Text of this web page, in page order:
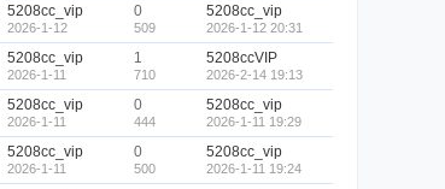
5208cc_vip
2026-1-12
0
509
5208cc_vip
2026-1-12 20:31
5208cc_vip
2026-1-11
1
710
5208ccVIP
2026-2-14 19:13
5208cc_vip
2026-1-11
0
444
5208cc_vip
2026-1-11 19:29
5208cc_vip
2026-1-11
0
500
5208cc_vip
2026-1-11 19:24